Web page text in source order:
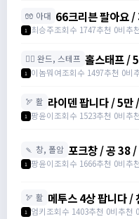
🧤 아대 66크리븐 팔아요
1 최승주조회수 1747추천 0비추
🧙‍♀️ 완드, 스테프 홀스태프 /
1 이놈뭐여조회수 1497추천 0비
🏹 활 라이덴 팝니다 / 5
https://
1 팡윤이조회수 1523추천 0비추
🍡 창, 폴암 포크창 / 공 38
포크 창 /
https://
1 팡윤이조회수 1666추천 0비추
🏹 활 메투스 4상 팝니다 /
https://
1 엄키조회수 1403추천 0비추천 0